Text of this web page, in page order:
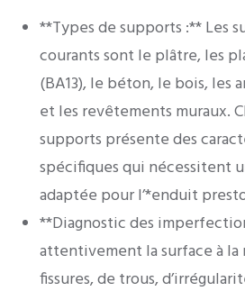
**Types de supports :** Les
courants sont le plâtre, les
(BA13), le béton, le bois, les
et les revêtements muraux.
supports présente des
spécifiques qui nécessitent
adaptée pour l’*enduit
**Diagnostic des
attentivement la surface à la
fissures, de trous,